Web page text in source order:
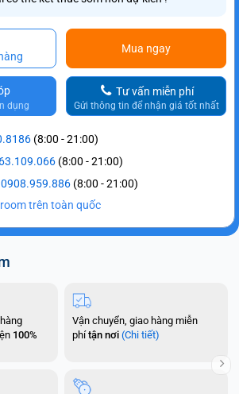
Mua ngay
dụng
Tư vấn miễn phí
Gửi thông tin để nhận giá tốt nhất
(8:00 - 21:00)
(8:00 - 21:00)
0908.959.886 (8:00 - 21:00)
trên toàn quốc
100%
Vận chuyển, giao hàng miễn
phítận nơi (Chi tiết)